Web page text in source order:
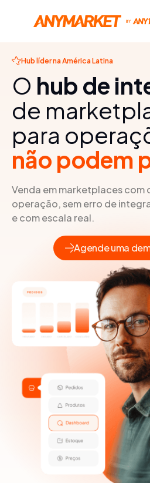
Hub líder na América Latina
O hub de
de
para
não podem
Venda em marketplaces
operação, sem erro de
e com escala real.
Agende uma